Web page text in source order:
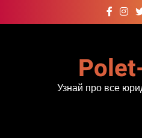
к
Узнай про все